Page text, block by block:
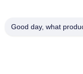
Бросая применение
Good day, what